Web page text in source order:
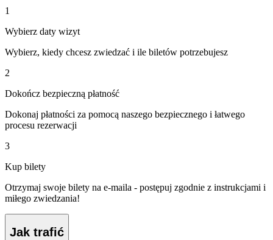
1
Wybierz daty wizyt
Wybierz, kiedy chcesz zwiedzać i ile biletów potrzebujesz
2
Dokończ bezpieczną płatność
Dokonaj płatności za pomocą naszego bezpiecznego i łatwego
procesu rezerwacji
3
Kup bilety
Otrzymaj swoje bilety na e-maila - postępuj zgodnie z instrukcjami i
miłego zwiedzania!
Jak trafić